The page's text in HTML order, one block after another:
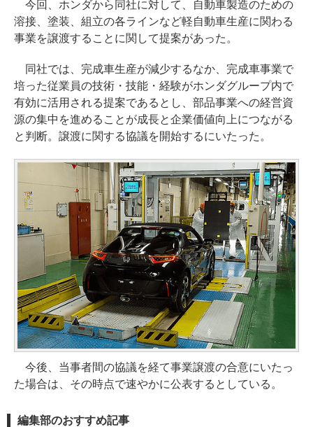
今回、ホンダから同社に対して、自動車製造のための
溶接、塗装、組立の各ラインなど軽自動車生産に関わる
事業を譲渡することに関して提案があった。
同社では、完成車生産が減少するなか、完成車事業で
培った従業員の技術・技能・経験がホンダグループ内で
有効に活用される提案であるとし、部品事業への経営資
源の集中を進めることが成長と企業価値向上につながる
と判断。譲渡に関する協議を開始するにいたった。
今後、当事者間の協議を経て事業譲渡の合意にいたっ
た場合は、その時点で速やかに公表するとしている。
編集部のおすすめ記事